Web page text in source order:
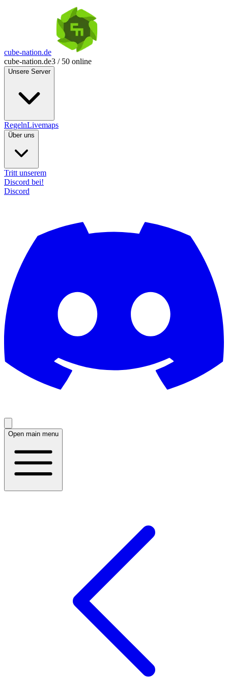
cube-nation.de
cube-nation.de3 / 50 online
Unsere Server
RegelnLivemaps
Über uns
Tritt unserem
Discord bei!
Discord
Open main menu